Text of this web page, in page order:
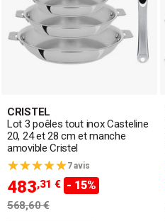
CRISTEL
Lot 3 poêles tout inox Casteline
20, 24 et 28 cm et manche
amovible Cristel
7 avis
483,31 € - 15%
568,60 €